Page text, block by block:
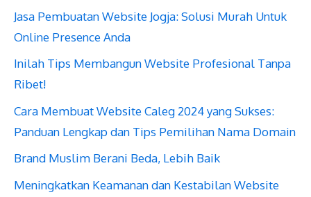
Jasa Pembuatan Website Jogja: Solusi Murah Untuk
Online Presence Anda
Inilah Tips Membangun Website Profesional Tanpa
Ribet!
Cara Membuat Website Caleg 2024 yang Sukses:
Panduan Lengkap dan Tips Pemilihan Nama Domain
Brand Muslim Berani Beda, Lebih Baik
Meningkatkan Keamanan dan Kestabilan Website